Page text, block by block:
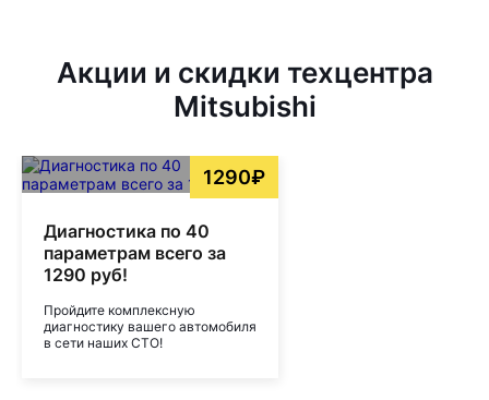
Акции и скидки техцентра
Mitsubishi
1290₽
Диагностика по 40
параметрам всего за
1290 руб!
Пройдите комплексную
диагностику вашего автомобиля
в сети наших СТО!